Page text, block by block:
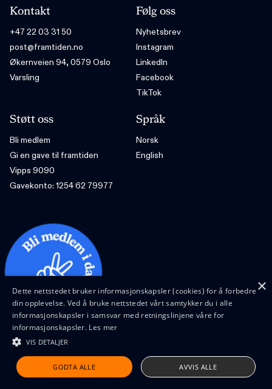
Kontakt
+47 22 03 31 50
post@framtiden.no
Økernveien 94, 0579 Oslo
Varsling
Følg oss
Nyhetsbrev
Instagram
LinkedIn
Facebook
TikTok
Støtt oss
Bli medlem
Gi en gave til framtiden
Vipps 9090
Gavekonto: 1254 62 79977
Språk
Norsk
English
Design and code by Feed
×
Dette nettstedet bruker informasjonskapsler (cookies) for å forbedre
din opplevelse. Ved å bruke nettstedet vårt samtykker du i alle
informasjonskapsler i samsvar med retningslinjene våre for
informasjonskapsler. Les mer
VIS DETALJER
GODTA ALLE AVVIS ALLE